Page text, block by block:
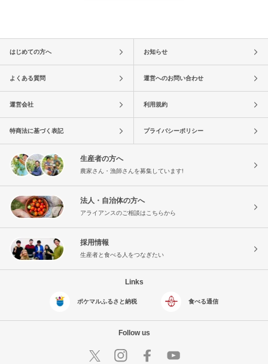
はじめての方へ お知らせ
よくある質問 運営へのお問い合わせ
運営会社 利用規約
特商法に基づく表記 プライバシーポリシー
生産者の方へ
農家さん・漁師さんを募集しています!
法人・自治体の方へ
アライアンスのご相談はこちらから
採用情報
生産者と食べる人をつなぎたい
Links
ポケマルふるさと納税 食べる通信
Follow us